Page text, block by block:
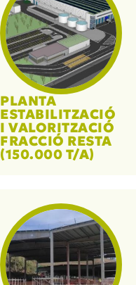
PLANTA
ESTABILITZACIÓ
I VALORITZACIÓ
FRACCIÓ RESTA
(150.000 T/A)